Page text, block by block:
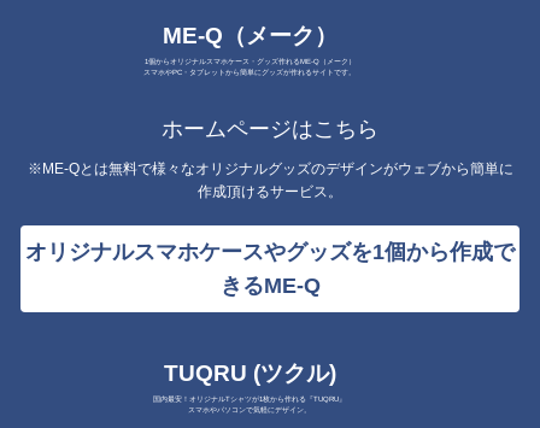
ME-Q（メーク）
1個からオリジナルスマホケース・グッズ作れるME-Q（メーク）
スマホやPC・タブレットから簡単にグッズが作れるサイトです。
ホームページはこちら
※ME-Qとは無料で様々なオリジナルグッズのデザインがウェブから簡単に
作成頂けるサービス。
オリジナルスマホケースやグッズを1個から作成で
きるME-Q
TUQRU (ツクル)
国内最安！オリジナルTシャツが1枚から作れる『TUQRU』
スマホやパソコンで気軽にデザイン。